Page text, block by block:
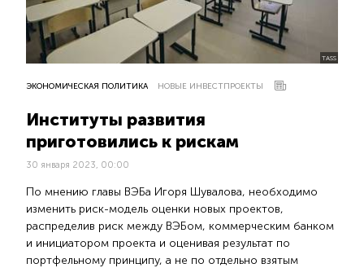
TASS
ЭКОНОМИЧЕСКАЯ ПОЛИТИКА НОВЫЕ ИНВЕСТПРОЕКТЫ
Институты развития
приготовились к рискам
30 января 2023, 00:00
По мнению главы ВЭБа Игоря Шувалова, необходимо
изменить риск-модель оценки новых проектов,
распределив риск между ВЭБом, коммерческим банком
и инициатором проекта и оценивая результат по
портфельному принципу, а не по отдельно взятым